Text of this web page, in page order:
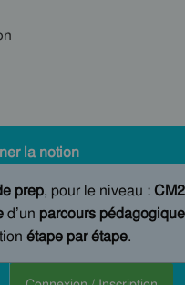
la notion
prep, pour le niveau :CM2
d’un parcours
étape par étape.